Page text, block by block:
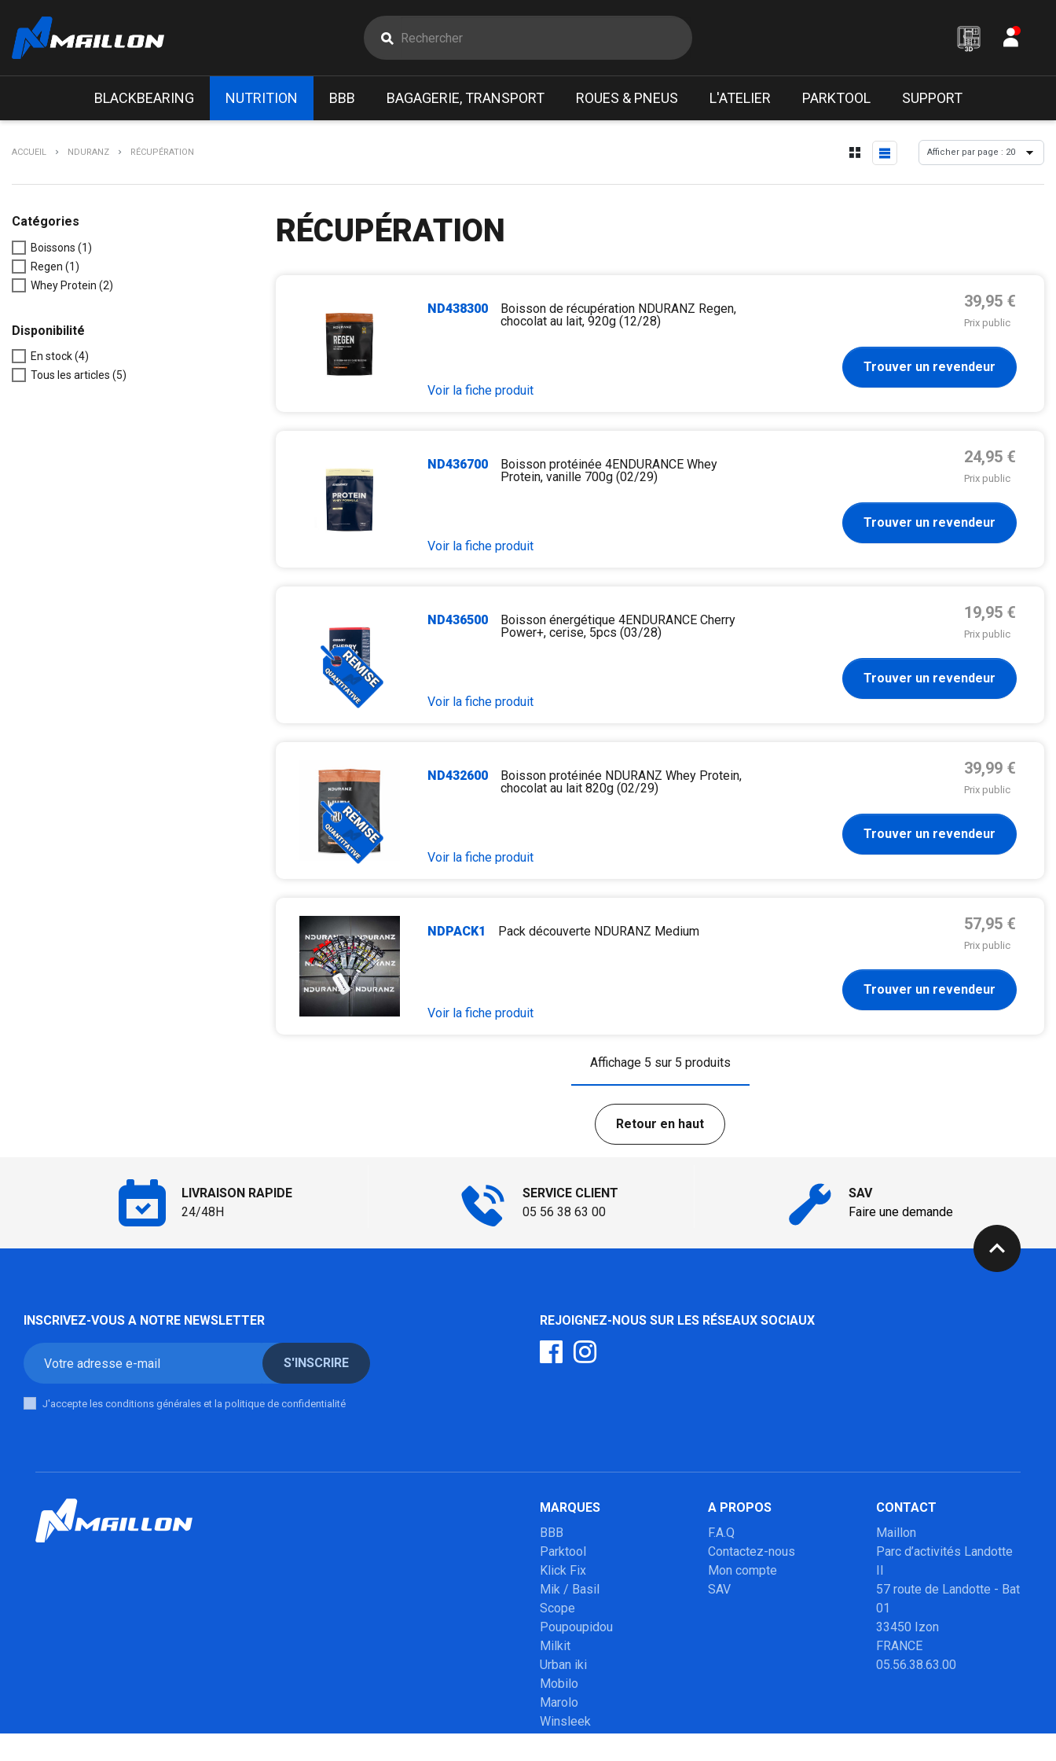
BLACKBEARING NUTRITION BBB BAGAGERIE, TRANSPORT ROUES & PNEUS L'ATELIER PARKTOOL SUPPORT
ACCUEIL NDURANZ RÉCUPÉRATION
Catégories
Boissons (1)
Regen (1)
Whey Protein (2)
Disponibilité
En stock(4)
Tous les articles (5)
RÉCUPÉRATION
ND438300
Boisson de récupération NDURANZ Regen,
chocolat au lait, 920g (12/28)
Voir la fiche produit
Prix de base
39,95 €
Prix public
Trouver un revendeur
ND436700
Boisson protéinée 4ENDURANCE Whey
Protein, vanille 700g (02/29)
Voir la fiche produit
Prix de base
24,95 €
Prix public
Trouver un revendeur
ND436500
Boisson énergétique 4ENDURANCE Cherry
Power+, cerise, 5pcs (03/28)
Voir la fiche produit
Prix de base
19,95 €
Prix public
Trouver un revendeur
ND432600
Boisson protéinée NDURANZ Whey Protein,
chocolat au lait 820g (02/29)
Voir la fiche produit
Prix de base
39,99 €
Prix public
Trouver un revendeur
NDPACK1 Pack découverte NDURANZ Medium
Voir la fiche produit
Prix de base
57,95 €
Prix public
Trouver un revendeur
Affichage 5 sur 5 produits
Retour en haut
LIVRAISON RAPIDE
24/48H
SERVICE CLIENT
05 56 38 63 00
SAV
Faire une demande
expand_less
INSCRIVEZ-VOUS A NOTRE NEWSLETTER
S'INSCRIRE
J'accepte les conditions générales et la politique de confidentialité
REJOIGNEZ-NOUS SUR LES RÉSEAUX SOCIAUX
MARQUES
BBB
Parktool
Klick Fix
Mik / Basil
Scope
Poupoupidou
Milkit
Urban iki
Mobilo
Marolo
Winsleek
A PROPOS
F.A.Q
Contactez-nous
Mon compte
SAV
CONTACT
Maillon
Parc d’activités Landotte
II
57 route de Landotte - Bat
01
33450 Izon
FRANCE
05.56.38.63.00